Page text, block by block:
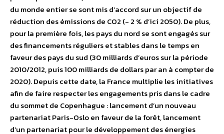
du monde entier se sont mis d’accord sur un objectif de
réduction des émissions de CO2 (- 2 % d’ici 2050). De plus,
pour la première fois, les pays du nord se sont engagés sur
des financements réguliers et stables dans le temps en
faveur des pays du sud (30 milliards d’euros sur la période
2010/2012, puis 100 milliards de dollars par an à compter de
2020). Depuis cette date, la France multiplie les initiatives
afin de faire respecter les engagements pris dans le cadre
du sommet de Copenhague : lancement d’un nouveau
partenariat Paris-Oslo en faveur de la forêt, lancement
d’un partenariat pour le développement des énergies